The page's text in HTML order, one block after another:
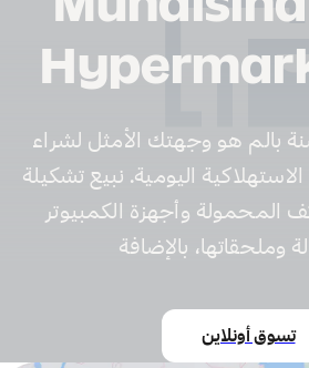
بالم هو وجهتك الأمثل لشراء
الاستهلاكية اليومية. نبيع تشكيلة
المحمولة وأجهزة الكمبيوتر
وملحقاتها، بالإضافة
تسوق أونلاين